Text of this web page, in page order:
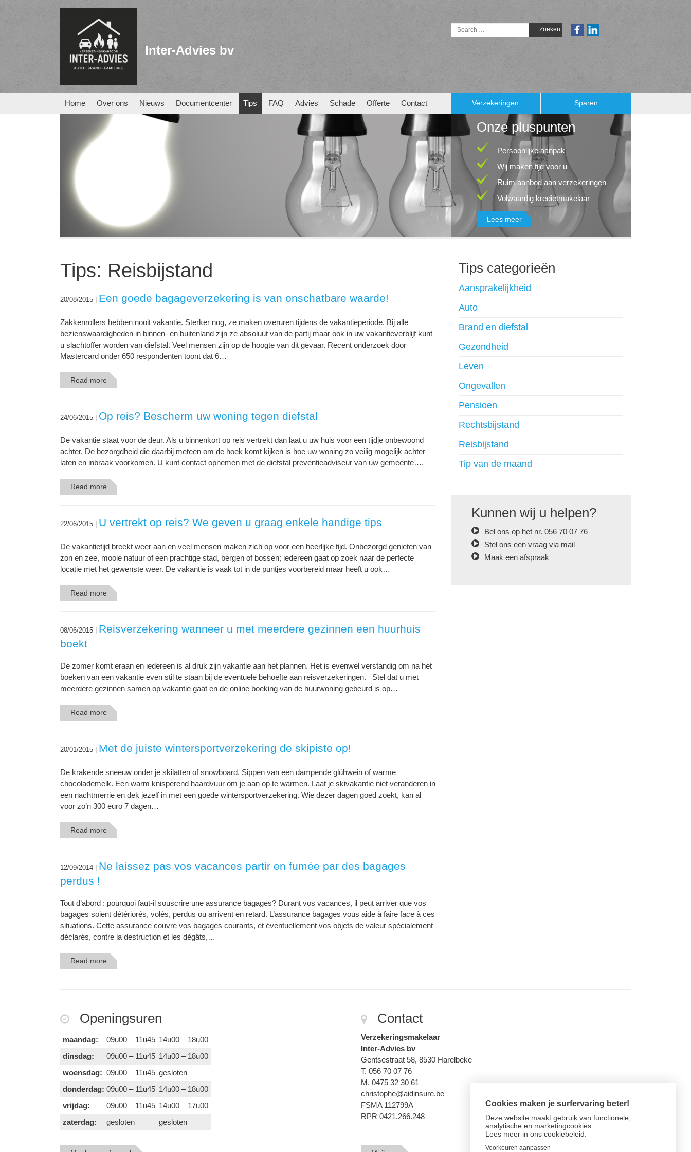
Inter-Advies bv
Home Over ons Nieuws Documentcenter Tips FAQ Advies Schade Offerte Contact Verzekeringen Sparen
Onze pluspunten
Persoonlijke aanpak
Wij maken tijd voor u
Ruim aanbod aan verzekeringen
Volwaardig kredietmakelaar
Lees meer
Tips: Reisbijstand
20/08/2015 | Een goede bagageverzekering is van onschatbare waarde!
Zakkenrollers hebben nooit vakantie. Sterker nog, ze maken overuren tijdens de vakantieperiode. Bij alle
bezienswaardigheden in binnen- en buitenland zijn ze absoluut van de partij maar ook in uw vakantieverblijf kunt
u slachtoffer worden van diefstal. Veel mensen zijn op de hoogte van dit gevaar. Recent onderzoek door
Mastercard onder 650 respondenten toont dat 6…
Read more
24/06/2015 | Op reis? Bescherm uw woning tegen diefstal
De vakantie staat voor de deur. Als u binnenkort op reis vertrekt dan laat u uw huis voor een tijdje onbewoond
achter. De bezorgdheid die daarbij meteen om de hoek komt kijken is hoe uw woning zo veilig mogelijk achter
laten en inbraak voorkomen. U kunt contact opnemen met de diefstal preventieadviseur van uw gemeente….
Read more
22/06/2015 | U vertrekt op reis? We geven u graag enkele handige tips
De vakantietijd breekt weer aan en veel mensen maken zich op voor een heerlijke tijd. Onbezorgd genieten van
zon en zee, mooie natuur of een prachtige stad, bergen of bossen; iedereen gaat op zoek naar de perfecte
locatie met het gewenste weer. De vakantie is vaak tot in de puntjes voorbereid maar heeft u ook…
Read more
08/06/2015 | Reisverzekering wanneer u met meerdere gezinnen een huurhuis
boekt
De zomer komt eraan en iedereen is al druk zijn vakantie aan het plannen. Het is evenwel verstandig om na het
boeken van een vakantie even stil te staan bij de eventuele behoefte aan reisverzekeringen. Stel dat u met
meerdere gezinnen samen op vakantie gaat en de online boeking van de huurwoning gebeurd is op…
Read more
20/01/2015 | Met de juiste wintersportverzekering de skipiste op!
De krakende sneeuw onder je skilatten of snowboard. Sippen van een dampende glühwein of warme
chocolademelk. Een warm knisperend haardvuur om je aan op te warmen. Laat je skivakantie niet veranderen in
een nachtmerrie en dek jezelf in met een goede wintersportverzekering. Wie dezer dagen goed zoekt, kan al
voor zo’n 300 euro 7 dagen…
Read more
12/09/2014 | Ne laissez pas vos vacances partir en fumée par des bagages
perdus !
Tout d’abord : pourquoi faut-il souscrire une assurance bagages? Durant vos vacances, il peut arriver que vos
bagages soient détériorés, volés, perdus ou arrivent en retard. L’assurance bagages vous aide à faire face à ces
situations. Cette assurance couvre vos bagages courants, et éventuellement vos objets de valeur spécialement
déclarés, contre la destruction et les dégâts,…
Read more
Tips categorieën
Aansprakelijkheid
Auto
Brand en diefstal
Gezondheid
Leven
Ongevallen
Pensioen
Rechtsbijstand
Reisbijstand
Tip van de maand
Kunnen wij u helpen?
Bel ons op het nr. 056 70 07 76
Stel ons een vraag via mail
Maak een afspraak
Openingsuren
maandag: 09u00 – 11u45 14u00 – 18u00
dinsdag:
09u00 – 11u45 14u00 – 18u00
woensdag: 09u00 – 11u45 gesloten
donderdag: 09u00 – 11u45 14u00 – 18u00
vrijdag:
09u00 – 11u45 14u00 – 17u00
zaterdag:
gesloten gesloten
Contact
Verzekeringsmakelaar
Inter-Advies bv
Gentsestraat 58, 8530 Harelbeke
T. 056 70 07 76
M. 0475 32 30 61
christophe@aidinsure.be
FSMA 112799A
RPR 0421.266.248
Cookies maken je surfervaring beter!
Deze website maakt gebruik van functionele,
analytische en marketingcookies.
Lees meer in ons cookiebeleid.
Voorkeuren aanpassen